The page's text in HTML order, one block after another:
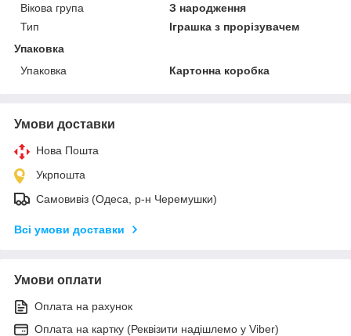
Вікова група
З народження
Тип
Іграшка з прорізувачем
Упаковка
Упаковка
Картонна коробка
Умови доставки
Нова Пошта
Укрпошта
Самовивіз (Одеса, р-н Черемушки)
Всі умови доставки
Умови оплати
Оплата на рахунок
Оплата на картку (Реквізити надішлемо у Viber)